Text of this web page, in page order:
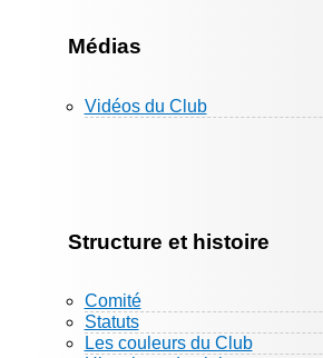
Médias
Vidéos du Club
Structure et histoire
Comité
Statuts
Les couleurs du Club